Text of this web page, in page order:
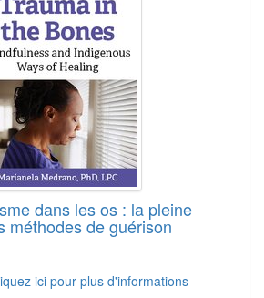
dans les os : la pleine
méthodes de guérison
ici pour plus d'informations